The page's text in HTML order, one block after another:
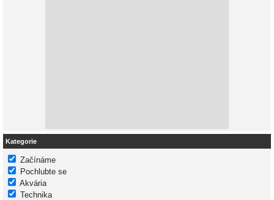
Kategorie
Začínáme
Pochlubte se
Akvária
Technika